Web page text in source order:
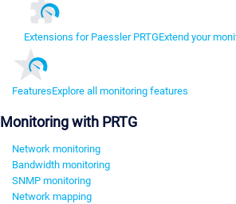
Extensions for Paessler PRTGExtend your
FeaturesExplore all monitoring features
Monitoring with PRTG
Network monitoring
Bandwidth monitoring
SNMP monitoring
Network mapping